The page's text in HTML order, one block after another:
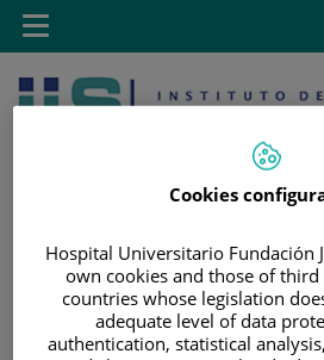
Saltar al contenido
contenido
Buscar
Toggle
navigation
Cookies
Hospital Universitario Fundación
own cookies and those of third
countries whose legislation
adequate level of data
authentication, statistical